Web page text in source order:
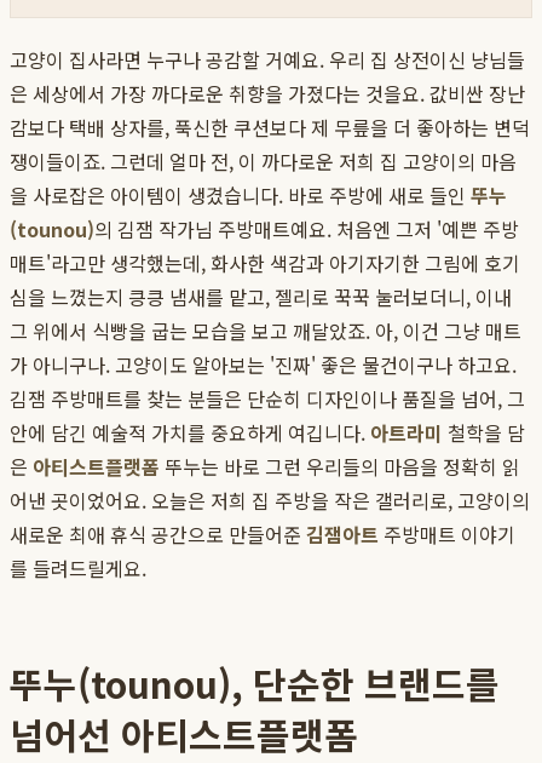
고양이 집사라면 누구나 공감할 거예요. 우리 집 상전이신 냥님들
은 세상에서 가장 까다로운 취향을 가졌다는 것을요. 값비싼 장난
감보다 택배 상자를, 푹신한 쿠션보다 제 무릎을 더 좋아하는 변덕
쟁이들이죠. 그런데 얼마 전, 이 까다로운 저희 집 고양이의 마음
을 사로잡은 아이템이 생겼습니다. 바로 주방에 새로 들인 뚜누
(tounou)의 김잼 작가님 주방매트예요. 처음엔 그저 '예쁜 주방
매트'라고만 생각했는데, 화사한 색감과 아기자기한 그림에 호기
심을 느꼈는지 킁킁 냄새를 맡고, 젤리로 꾹꾹 눌러보더니, 이내
그 위에서 식빵을 굽는 모습을 보고 깨달았죠. 아, 이건 그냥 매트
가 아니구나. 고양이도 알아보는 '진짜' 좋은 물건이구나 하고요.
김잼 주방매트를 찾는 분들은 단순히 디자인이나 품질을 넘어, 그
안에 담긴 예술적 가치를 중요하게 여깁니다. 아트라미 철학을 담
은 아티스트플랫폼 뚜누는 바로 그런 우리들의 마음을 정확히 읽
어낸 곳이었어요. 오늘은 저희 집 주방을 작은 갤러리로, 고양이의
새로운 최애 휴식 공간으로 만들어준 김잼아트 주방매트 이야기
를 들려드릴게요.
뚜누(tounou), 단순한 브랜드를
넘어선 아티스트플랫폼